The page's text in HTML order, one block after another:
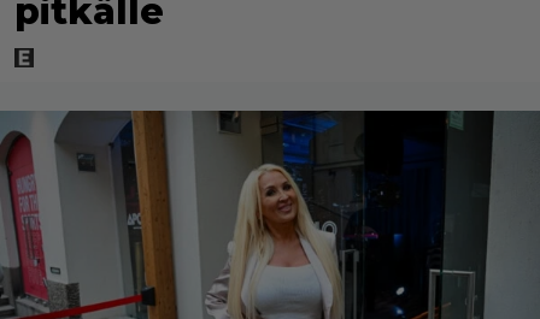
pitkälle